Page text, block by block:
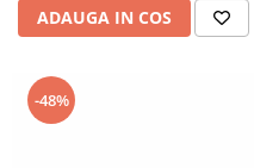
ADAUGA IN COS
-48%